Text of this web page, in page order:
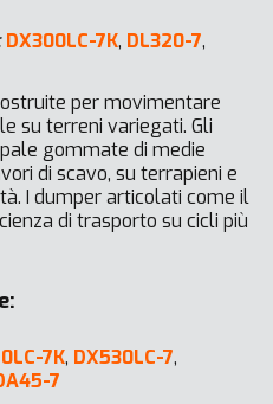
DX300LC-7K, DL320-7,
per movimentare
su terreni variegati. Gli
gommate di medie
di scavo, su terrapieni e
I dumper articolati come il
di trasporto su cicli più
7K, DX530LC-7,
7